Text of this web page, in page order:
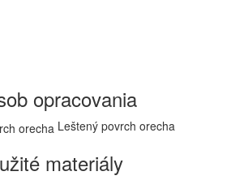
opracovania
Leštený povrch orecha
materiály